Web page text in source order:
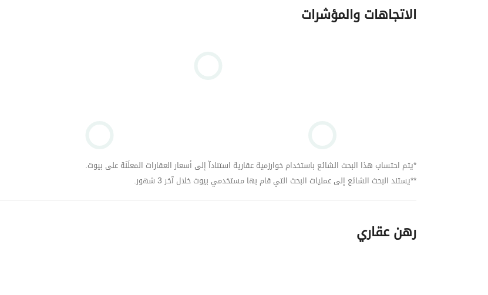
الشهير جيانلوكا بيلوفو وشركائه، والمهندس المعماري المصري رائف فهمي.
أماكن سكنية متنوعة وأنواعًا مختلفة من المرافق، مع تخصيص المساحة الأكبر للمساحات الخضراء وتنسيق الحدائق.
مجمعات، تحيط بكل منها مجموعة من المرافق. وينطبق هذا على مرحلتي بلومفيلدز: ذا فيوز، وذا ليك فيلاز.
الاتجاهات والمؤشرات
*يتم احتساب هذا البحث الشائع باستخدام خوارزمية عقارية استناداّ إلى أسعار العقارات المعلَنَة على بيوت.
**يستند البحث الشائع إلى عمليات البحث التي قام بها مستخدمي بيوت خلال آخر 3 شهور.
رهن عقاري